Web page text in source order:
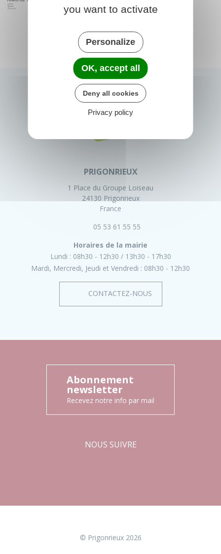
PRIGONRIEUX
1 Place du Groupe Loiseau
24130 Prigonrieux
France
05 53 61 55 55
Horaires de la mairie
Lundi : 08h30 - 12h30
13h30 - 17h30
Mardi, Mercredi, Jeudi et Vendredi : 08h30 - 12h30
CONTACTEZ-NOUS
Abonnement
newsletter
Recevez notre info par mail
NOUS SUIVRE
© Prigonrieux 2026
you want to activate
Personalize
OK, accept all
Deny all cookies
Privacy policy